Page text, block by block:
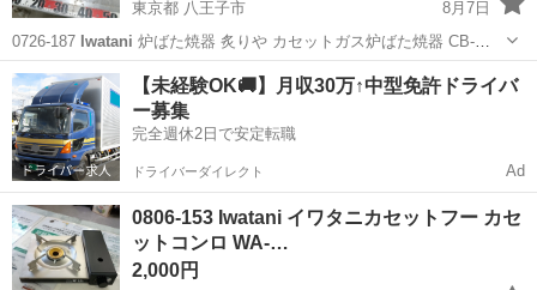
東京都 八王子市
8月7日
0726-187 Iwatani 炉ばた焼器 炙りや カセットガス炉ばた焼器 CB-
ABR-1 【状態】 ・使用に伴う多少のスレ、キズ、落としきれない汚れ
などございます ・詳細は現地でご確認ください ・お値引...
東京 八王子市 調理器具 Iwatani
【未経験OK🚚】月収30万↑中型免許ドライバ
ー募集
完全週休2日で安定転職
ドライバーダイレクト Ad
0806-153 Iwatani イワタニカセットフー カセ
ットコンロ WA-…
2,000円